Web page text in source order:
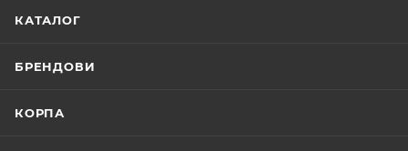
КАТАЛОГ
БРЕНДОВИ
КОРПА